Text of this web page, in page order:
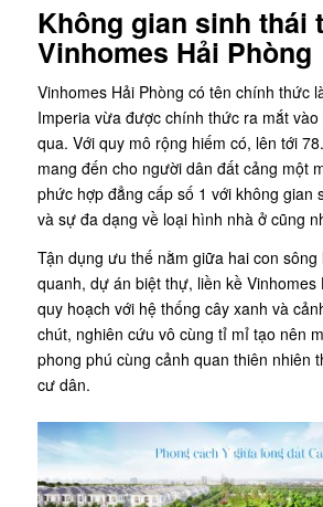
Không gian sinh thái
Vinhomes Hải Phòng
Vinhomes Hải Phòng có tên chính thức
Imperia vừa được chính thức ra mắt
qua. Với quy mô rộng hiếm có, lên tới
mang đến cho người dân đất cảng một
phức hợp đẳng cấp số 1 với không gian
và sự đa dạng về loại hình nhà ở cũng
Tận dụng ưu thế nằm giữa hai con sông
quanh, dự án biệt thự, liền kề Vinhomes
quy hoạch với hệ thống cây xanh và
chút, nghiên cứu vô cùng tỉ mỉ tạo nên
phong phú cùng cảnh quan thiên nhiên
cư dân.